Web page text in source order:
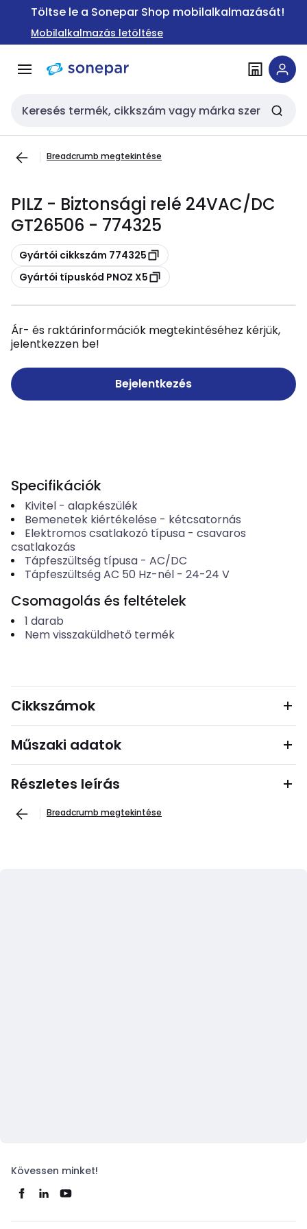
Ugrás a
Ugrás a
tartalomra
Töltse le a Sonepar Shop mobilalkalmazását!
Mobilalkalmazás letöltése
Keresési bemenet
Breadcrumb megtekintése
PILZ - Biztonsági relé 24VAC/DC
GT26506 - 774325
Másolás
Gyártói cikkszám 774325
Másolás
Gyártói típuskód PNOZ X5
Ár- és raktárinformációk megtekintéséhez kérjük,
jelentkezzen be!
Bejelentkezés
Specifikációk
Kivitel- alapkészülék
Bemenetek kiértékelése - kétcsatornás
Elektromos csatlakozó típusa- csavaros
csatlakozás
Tápfeszültség típusa- AC/DC
Tápfeszültség AC 50 Hz-nél- 24-24 V
Csomagolás és feltételek
1 darab
Nem visszaküldhető termék
Cikkszámok
Műszaki adatok
Részletes leírás
Breadcrumb megtekintése
Kövessen minket!